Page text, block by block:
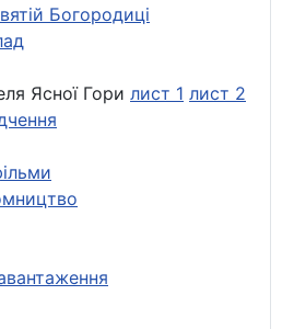
Богородиці
Ясної Гори лист 1 лист 2